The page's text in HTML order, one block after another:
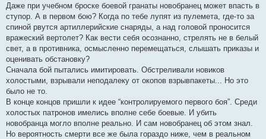
Даже при учебном броске боевой гранаты новобранец может впасть в
ступор. А в первом бою? Когда по тебе лупят из пулемета, где-то за
спиной рвутся артиллерийские снаряды, а над головой проносится
вражеский вертолет? Как вести себя осознанно, стрелять не в белый
свет, а в противника, осмысленно перемещаться, слышать приказы и
оценивать обстановку?
Сначала бой пытались имитировать. Обстреливали новиков
холостыми, взрывали неподалеку от окопов взрывпакеты... Но это
было не то.
В конце концов пришли к идее “контролируемого первого боя”. Среди
холостых патронов имелись вполне себе боевые. И убить
новобранца могло вполне реально. И сам новобранец об этом знал.
Но вероятность смерти все же была гораздо ниже, чем в реальном